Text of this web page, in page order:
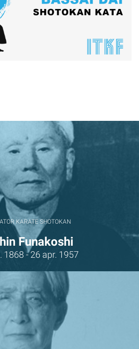
KARATE SHOTOKAN
Funakoshi
1868 - 26 apr. 1957